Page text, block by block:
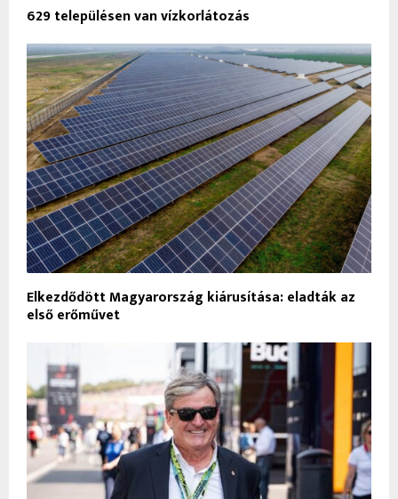
629 településen van vízkorlátozás
Elkezdődött Magyarország kiárusítása: eladták az
első erőművet